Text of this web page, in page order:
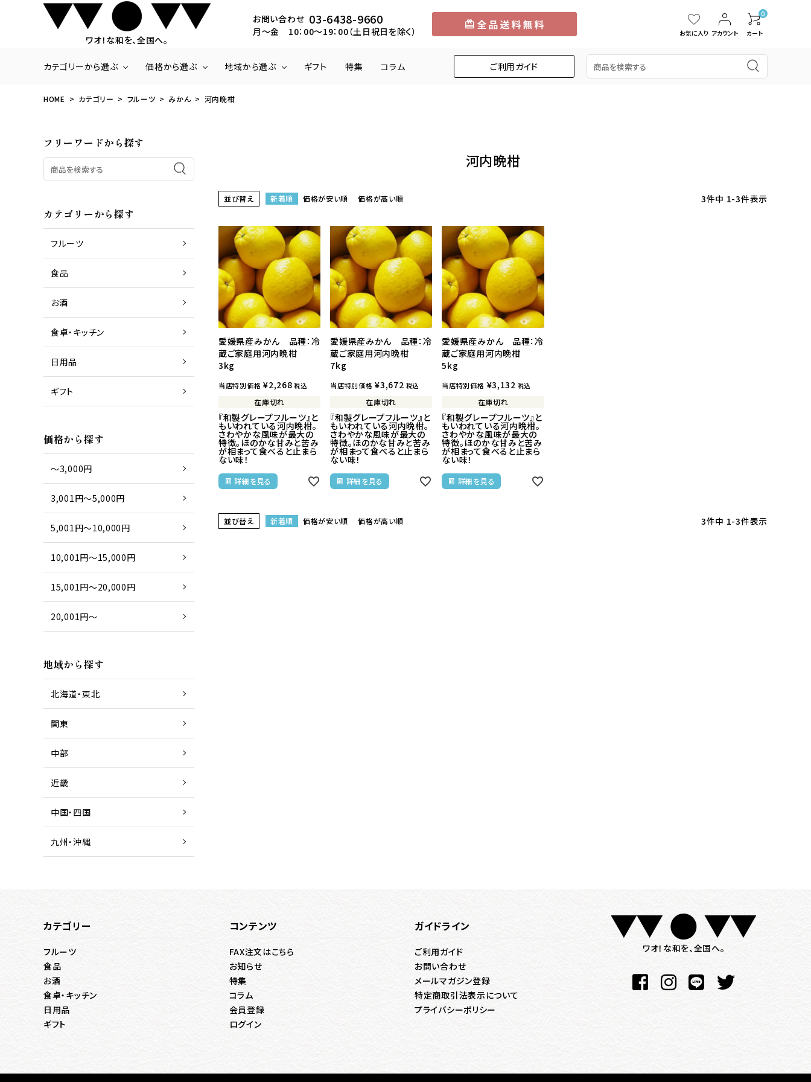
ワオ！な和を、全国へ。
お問い合わせ 03-6438-9660
月～金 10：00～19：00（土日祝日を除く） お気に入り アカウント
0
カート
カテゴリーから選ぶ
商品一覧
ラ・フランス
さくらんぼ
みかん
梨
商品一覧 お肉 お米 野菜
商品一覧 日本酒 ワイン
商品一覧 グラス
商品一覧 マフラー ハンカチ
価格から選ぶ
～3,000円
20,001円～
地域から選ぶ
北海道・東北
九州・沖縄
ギフト 特集 コラム ご利用ガイド
HOME カテゴリー フルーツ みかん 河内晩柑
フリーワードから探す
カテゴリーから探す
フルーツ
食品
お酒
食卓・キッチン
日用品
ギフト
価格から探す
～3,000円
3,001円～5,000円
5,001円～10,000円
10,001円～15,000円
15,001円～20,000円
20,001円～
地域から探す
北海道・東北
関東
中部
近畿
中国・四国
九州・沖縄
河内晩柑
並び替え 新着順 価格が安い順 価格が高い順 3件中 1-3件表示
愛媛県産みかん 品種：冷
蔵ご家庭用河内晩柑
3kg
当店特別価格 ¥2,268 税込
在庫切れ
『和製グレープフルーツ』と
もいわれている河内晩柑。
さわやかな風味が最大の
特徴。ほのかな甘みと苦み
が相まって食べると止まら
ない味！
詳細を見る
愛媛県産みかん 品種：冷
蔵ご家庭用河内晩柑
7kg
当店特別価格 ¥3,672 税込
在庫切れ
『和製グレープフルーツ』と
もいわれている河内晩柑。
さわやかな風味が最大の
特徴。ほのかな甘みと苦み
が相まって食べると止まら
ない味！
詳細を見る
愛媛県産みかん 品種：冷
蔵ご家庭用河内晩柑
5kg
当店特別価格 ¥3,132 税込
在庫切れ
『和製グレープフルーツ』と
もいわれている河内晩柑。
さわやかな風味が最大の
特徴。ほのかな甘みと苦み
が相まって食べると止まら
ない味！
詳細を見る
並び替え 新着順 価格が安い順 価格が高い順 3件中 1-3件表示
カテゴリー
フルーツ
食品
お酒
食卓・キッチン
日用品
ギフト
コンテンツ
FAX注文はこちら
お知らせ
特集
コラム
会員登録
ログイン
ガイドライン
ご利用ガイド
お問い合わせ
メールマガジン登録
特定商取引法表示について
プライバシーポリシー
ワオ！な和を、全国へ。